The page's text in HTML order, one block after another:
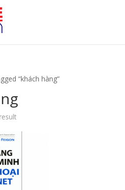
“khách hàng”